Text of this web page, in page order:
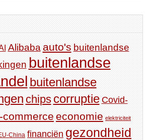
Alibaba auto's buitenlandse
buitenlandse
buitenlandse
chips corruptie Covid-
commerce economie elektriciteit
China financiën gezondheid